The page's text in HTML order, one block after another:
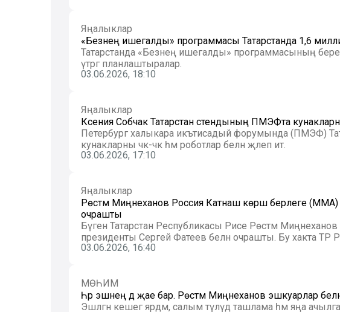
Яңалыклар
«Безнең ишегалды» программасы Татарстанда 1,6
Татарстанда «Безнең ишегалды» программасының
үтәргә планлаштыралар.
03.06.2026, 18:10
Яңалыклар
Ксения Собчак Татарстан стендының ПМЭФта
Петербург халыкара икътисадый форумында (ПМЭФ)
кунакларны чәк-чәк һәм роботлар белән җәлеп итә.
03.06.2026, 17:10
Яңалыклар
Рөстәм Миңнеханов Россия Катнаш көрәш берлеге
очрашты
Бүген Татарстан Республикасы Рәисе Рөстәм
президенты Сергей Фатеев белән очрашты. Бу хакта ТР
03.06.2026, 16:40
МӨҺИМ
Һәр эшнең дә җае бар. Рөстәм Миңнеханов эшкуарлар
Эшләгән кешегә ярдәм, салым түләүдә ташлама һәм яңа